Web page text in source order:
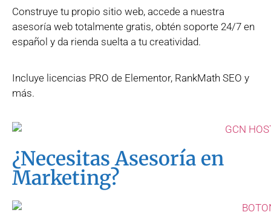
Construye tu propio sitio web, accede a nuestra
asesoría web totalmente gratis, obtén soporte 24/7 en
español y da rienda suelta a tu creatividad.
Incluye licencias PRO de Elementor, RankMath SEO y
más.
¿Necesitas Asesoría en
Marketing?